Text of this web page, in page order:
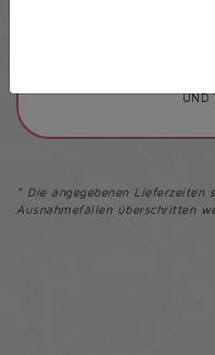
HOHE
UND
* Die angegebenen
Ausnahmefällen überschritten